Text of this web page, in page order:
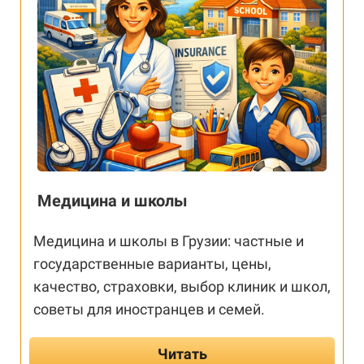
Медицина и школы
Медицина и школы в Грузии: частные и
государственные варианты, цены,
качество, страховки, выбор клиник и школ,
советы для иностранцев и семей.
Читать